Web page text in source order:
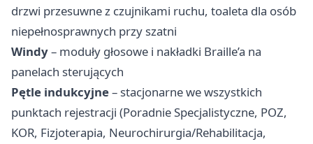
drzwi przesuwne z czujnikami ruchu, toaleta dla osób
niepełnosprawnych przy szatni
Windy– moduły głosowe i nakładki Braille’a na
panelach sterujących
Pętle indukcyjne– stacjonarne we wszystkich
punktach rejestracji (Poradnie Specjalistyczne, POZ,
KOR, Fizjoterapia, Neurochirurgia/Rehabilitacja,